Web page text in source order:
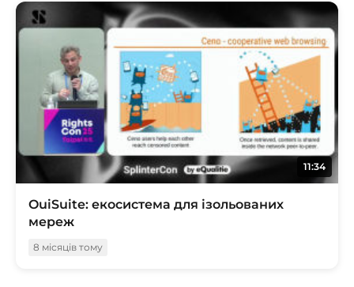
11:34
OuiSuite: екосистема для ізольованих
мереж
8 місяців тому